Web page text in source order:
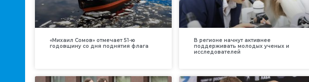
«Михаил Сомов» отмечает 51-ю
годовщину со дня поднятия флага
В регионе начнут активнее
поддерживать молодых ученых и
исследователей